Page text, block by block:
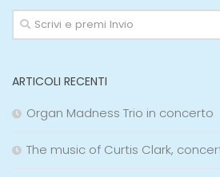
ARTICOLI RECENTI
Organ Madness Trio in concerto
The music of Curtis Clark,